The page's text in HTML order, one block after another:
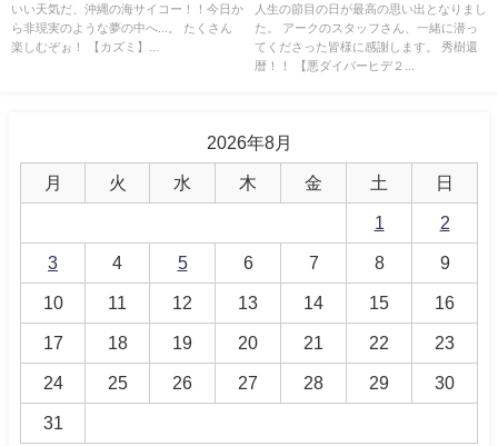
いい天気だ、沖縄の海サイコー！！今日か
ら非現実のような夢の中へ...。 たくさん
楽しむぞぉ！ 【カズミ】...
人生の節目の日が最高の思い出となりまし
た。 アークのスタッフさん、一緒に潜っ
てくださった皆様に感謝します。 秀樹還
暦！！ 【悪ダイバーヒデ２...
2026年8月
月 火 水 木 金 土 日
1 2
3 4 5 6 7 8 9
10 11 12 13 14 15 16
17 18 19 20 21 22 23
24 25 26 27 28 29 30
31